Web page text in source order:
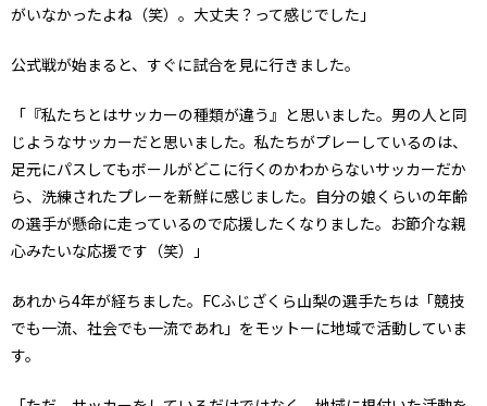
がいなかったよね（笑）。大丈夫？って感じでした」
公式戦が始まると、すぐに試合を見に行きました。
「『私たちとはサッカーの種類が違う』と思いました。男の人と同
じようなサッカーだと思いました。私たちがプレーしているのは、
足元にパスしてもボールがどこに行くのかわからないサッカーだか
ら、洗練されたプレーを新鮮に感じました。自分の娘くらいの年齢
の選手が懸命に走っているので応援したくなりました。お節介な親
心みたいな応援です（笑）」
あれから4年が経ちました。FCふじざくら山梨の選手たちは「競技
でも一流、社会でも一流であれ」をモットーに地域で活動していま
す。